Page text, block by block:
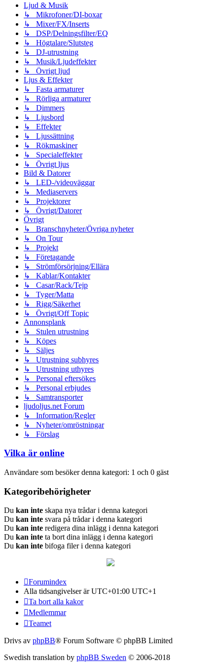
Ljud & Musik
↳ Mikrofoner/DI-boxar
↳ Mixer/FX/Inserts
↳ DSP/Delningsfilter/EQ
↳ Högtalare/Slutsteg
↳ DJ-utrustning
↳ Musik/Ljudeffekter
↳ Övrigt ljud
Ljus & Effekter
↳ Fasta armaturer
↳ Rörliga armaturer
↳ Dimmers
↳ Ljusbord
↳ Effekter
↳ Ljussättning
↳ Rökmaskiner
↳ Specialeffekter
↳ Övrigt ljus
Bild & Datorer
↳ LED-/videoväggar
↳ Mediaservers
↳ Projektorer
↳ Övrigt/Datorer
Övrigt
↳ Branschnyheter/Övriga nyheter
↳ On Tour
↳ Projekt
↳ Företagande
↳ Strömförsörjning/Ellära
↳ Kablar/Kontakter
↳ Casar/Rack/Tejp
↳ Tyger/Matta
↳ Rigg/Säkerhet
↳ Övrigt/Off Topic
Annonsplank
↳ Stulen utrustning
↳ Köpes
↳ Säljes
↳ Utrustning subhyres
↳ Utrustning uthyres
↳ Personal eftersökes
↳ Personal erbjudes
↳ Samtransporter
ljudoljus.net Forum
↳ Information/Regler
↳ Nyheter/omröstningar
↳ Förslag
Vilka är online
Användare som besöker denna kategori: 1 och 0 gäst
Kategoribehörigheter
Du kan inte skapa nya trådar i denna kategori
Du kan inte svara på trådar i denna kategori
Du kan inte redigera dina inlägg i denna kategori
Du kan inte ta bort dina inlägg i denna kategori
Du kan inte bifoga filer i denna kategori
Forumindex
Alla tidsangivelser är UTC+01:00 UTC+1
Ta bort alla kakor
Medlemmar
Teamet
Drivs av phpBB® Forum Software © phpBB Limited
Swedish translation by phpBB Sweden © 2006-2018